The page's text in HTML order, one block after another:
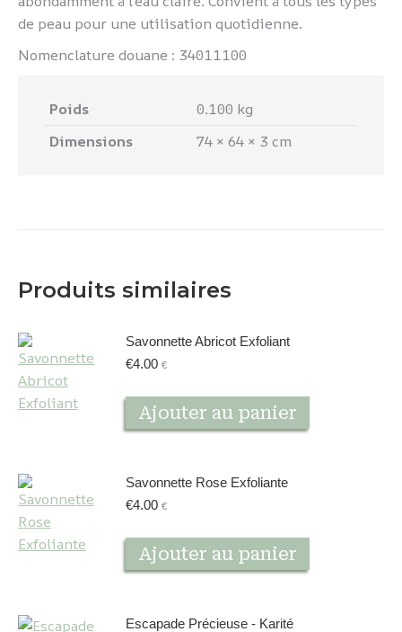
de peau pour une utilisation quotidienne.
Nomenclature douane : 34011100
Poids
0.100 kg
Dimensions
74 × 64 × 3 cm
Produits similaires
Savonnette Abricot Exfoliant
€4.00 €
Ajouter au panier
Savonnette Rose Exfoliante
€4.00 €
Ajouter au panier
Escapade Précieuse - Karité